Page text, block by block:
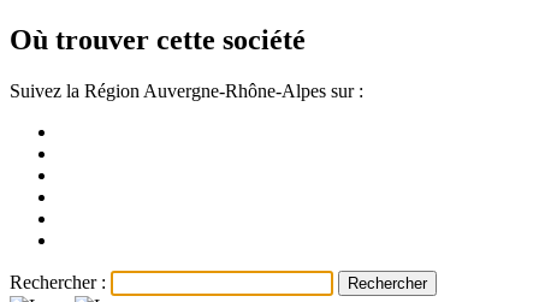
Où trouver cette société
Suivez la Région Auvergne-Rhône-Alpes sur :
Rechercher :